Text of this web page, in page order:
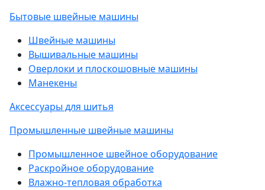
Бытовые швейные машины
Швейные машины
Вышивальные машины
Оверлоки и плоскошовные машины
Манекены
Аксессуары для шитья
Промышленные швейные машины
Промышленное швейное оборудование
Раскройное оборудование
Влажно-тепловая обработка